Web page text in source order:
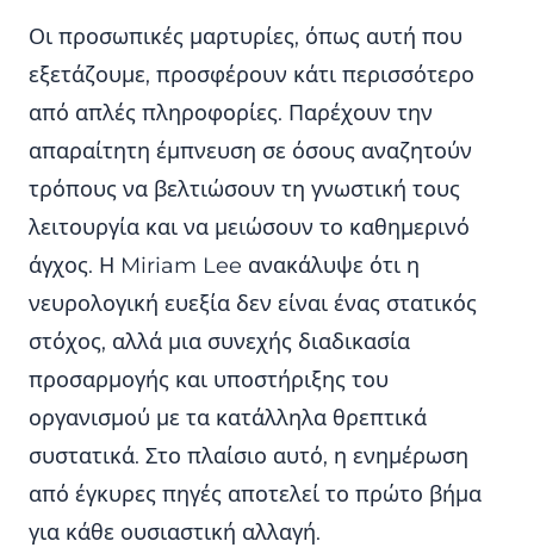
Οι προσωπικές μαρτυρίες, όπως αυτή που
εξετάζουμε, προσφέρουν κάτι περισσότερο
από απλές πληροφορίες. Παρέχουν την
απαραίτητη έμπνευση σε όσους αναζητούν
τρόπους να βελτιώσουν τη γνωστική τους
λειτουργία και να μειώσουν το καθημερινό
άγχος. Η Miriam Lee ανακάλυψε ότι η
νευρολογική ευεξία δεν είναι ένας στατικός
στόχος, αλλά μια συνεχής διαδικασία
προσαρμογής και υποστήριξης του
οργανισμού με τα κατάλληλα θρεπτικά
συστατικά. Στο πλαίσιο αυτό, η ενημέρωση
από έγκυρες πηγές αποτελεί το πρώτο βήμα
για κάθε ουσιαστική αλλαγή.